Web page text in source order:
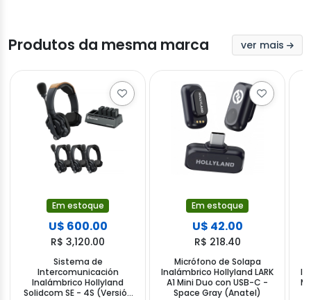
Produtos da mesma marca ver mais
Em estoque
U$ 600.00
R$ 3,120.00
Sistema de
Intercomunicación
Inalámbrico Hollyland
Solidcom SE - 4S (Versión
Em estoque
U$ 42.00
R$ 218.40
Micrófono de Solapa
Inalámbrico Hollyland LARK
A1 Mini Duo con USB-C -
Space Gray (Anatel)